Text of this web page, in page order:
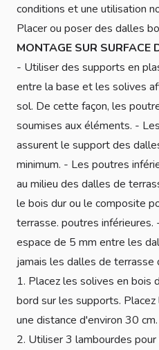
conditions et une utilisation
Placer ou poser des dalles
MONTAGE SUR SURFACE
- Utiliser des supports en
entre la base et les solives
sol. De cette façon, les
soumises aux éléments. -
assurent le support des
minimum. - Les poutres
au milieu des dalles de
le bois dur ou le composite
terrasse. poutres inférieures.
espace de 5 mm entre les
jamais les dalles de terrasse
1. Placez les solives en bois
bord sur les supports.
une distance d'environ 30 cm.
2. Utiliser 3 lambourdes